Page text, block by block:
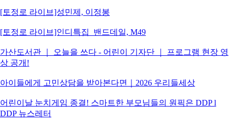
[토정로 라이브]성민제, 이정봉
[토정로 라이브]인디특집_밴드데일, M49
가산도서관 ｜ 오늘을 쓰다 - 어린이 기자단 ｜ 프로그램 현장 영
상 공개!
아이들에게 고민상담을 받아본다면｜2026 우리들세상
어린이날 눈치게임 종결! 스마트한 부모님들의 원픽은 DDP l
DDP 뉴스레터